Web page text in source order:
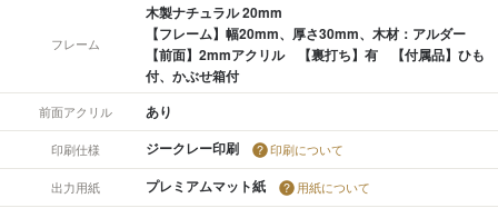
フレーム
木製ナチュラル 20mm
【フレーム】幅20mm、厚さ30mm、木材：アルダー
【前面】2mmアクリル 【裏打ち】有 【付属品】ひも
付、かぶせ箱付
前面アクリル あり
印刷仕様 ジークレー印刷 印刷について
出力用紙 プレミアムマット紙 用紙について